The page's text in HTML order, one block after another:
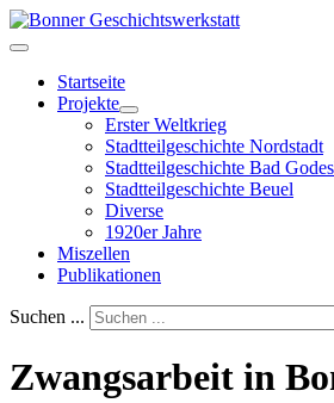
Startseite
Projekte
Erster Weltkrieg
Stadtteilgeschichte Nordstadt
Stadtteilgeschichte Bad
Stadtteilgeschichte Beuel
Diverse
1920er Jahre
Miszellen
Publikationen
Suchen ...
Zwangsarbeit in